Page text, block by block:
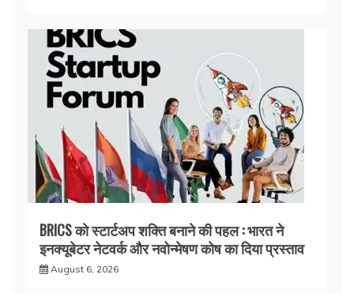
BRICS को स्टार्टअप शक्ति बनाने की पहल : भारत ने
इनक्यूबेटर नेटवर्क और नवोन्मेषण कोष का दिया प्रस्ताव
August 6, 2026